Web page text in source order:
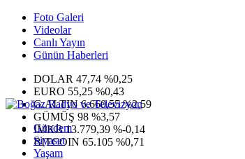
Foto Galeri
Videolar
Canlı Yayın
Günün Haberleri
DOLAR 47,74 %0,25
EURO 55,25 %0,43
G.ALTIN6.660,55 %2,59
GÜMÜŞ 98 %3,57
IMKB13.779,39 %-0,14
BITCOIN 65.105 %0,71
Gündem
Siyaset
Yaşam